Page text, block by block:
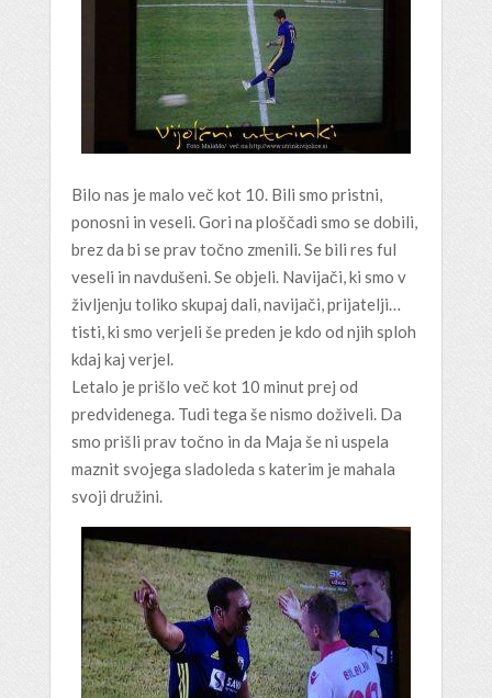
Bilo nas je malo več kot 10. Bili smo pristni,
ponosni in veseli. Gori na ploščadi smo se dobili,
brez da bi se prav točno zmenili. Se bili res ful
veseli in navdušeni. Se objeli. Navijači, ki smo v
življenju toliko skupaj dali, navijači, prijatelji…
tisti, ki smo verjeli še preden je kdo od njih sploh
kdaj kaj verjel.
Letalo je prišlo več kot 10 minut prej od
predvidenega. Tudi tega še nismo doživeli. Da
smo prišli prav točno in da Maja še ni uspela
maznit svojega sladoleda s katerim je mahala
svoji družini.